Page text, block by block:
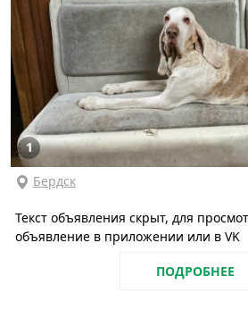
1
Бердск
Текст объявления скрыт, для
объявление в приложении или в VK
ПОДРОБНЕЕ